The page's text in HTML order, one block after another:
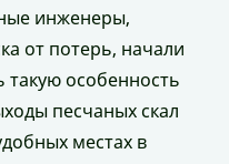
инженеры,
от потерь, начали
такую особенность
песчаных скал
местах в